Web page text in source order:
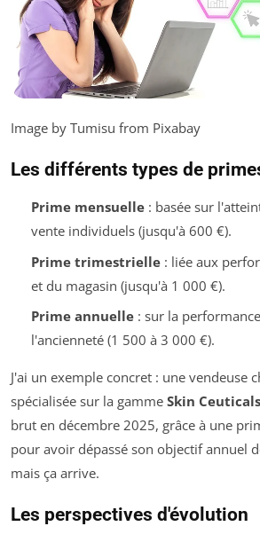
Image by Tumisu from Pixabay
Les différents types de
Prime mensuelle: basée sur
vente individuels (jusqu'à 600 €).
Prime trimestrielle: liée aux
et du magasin (jusqu'à 1 000 €).
Prime annuelle: sur la
l'ancienneté (1 500 à 3 000 €).
J'ai un exemple concret : une vendeuse
spécialisée sur la gamme Skin Ceuticals
brut en décembre 2025, grâce à une
pour avoir dépassé son objectif annuel
mais ça arrive.
Les perspectives d'évolution